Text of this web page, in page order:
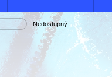
Nedostupný